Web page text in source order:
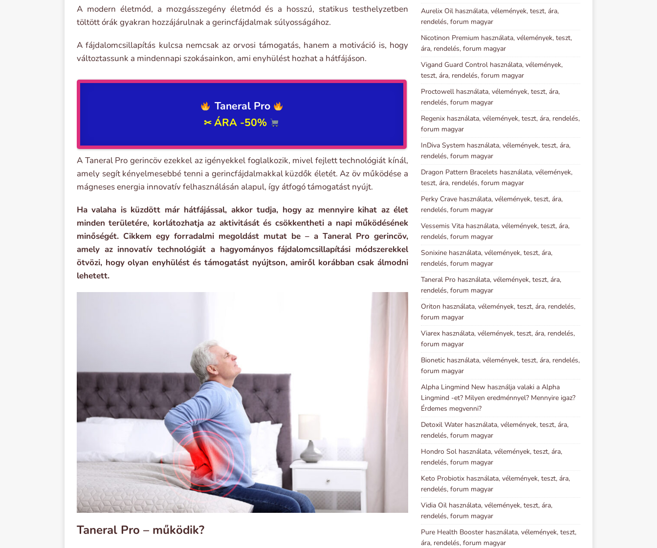
A modern életmód, a mozgásszegény életmód és a hosszú, statikus testhelyzetben
töltött órák gyakran hozzájárulnak a gerincfájdalmak súlyosságához.
A fájdalomcsillapítás kulcsa nemcsak az orvosi támogatás, hanem a motiváció is, hogy
változtassunk a mindennapi szokásainkon, ami enyhülést hozhat a hátfájáson.
Taneral Pro
✂ÁRA -50%
A Taneral Pro gerincöv ezekkel az igényekkel foglalkozik, mivel fejlett technológiát kínál,
amely segít kényelmesebbé tenni a gerincfájdalmakkal küzdők életét. Az öv működése a
mágneses energia innovatív felhasználásán alapul, így átfogó támogatást nyújt.
Ha valaha is küzdött már hátfájással, akkor tudja, hogy az mennyire kihat az élet
minden területére, korlátozhatja az aktivitását és csökkentheti a napi működésének
minőségét. Cikkem egy forradalmi megoldást mutat be – a Taneral Pro gerincöv,
amely az innovatív technológiát a hagyományos fájdalomcsillapítási módszerekkel
ötvözi, hogy olyan enyhülést és támogatást nyújtson, amiről korábban csak álmodni
lehetett.
Taneral Pro – működik?
Aurelix Oil használata, vélemények, teszt, ára,
rendelés, forum magyar
Nicotinon Premium használata, vélemények, teszt,
ára, rendelés, forum magyar
Vigand Guard Control használata, vélemények,
teszt, ára, rendelés, forum magyar
Proctowell használata, vélemények, teszt, ára,
rendelés, forum magyar
Regenix használata, vélemények, teszt, ára, rendelés,
forum magyar
InDiva System használata, vélemények, teszt, ára,
rendelés, forum magyar
Dragon Pattern Bracelets használata, vélemények,
teszt, ára, rendelés, forum magyar
Perky Crave használata, vélemények, teszt, ára,
rendelés, forum magyar
Vessemis Vita használata, vélemények, teszt, ára,
rendelés, forum magyar
Sonixine használata, vélemények, teszt, ára,
rendelés, forum magyar
Taneral Pro használata, vélemények, teszt, ára,
rendelés, forum magyar
Oriton használata, vélemények, teszt, ára, rendelés,
forum magyar
Viarex használata, vélemények, teszt, ára, rendelés,
forum magyar
Bionetic használata, vélemények, teszt, ára, rendelés,
forum magyar
Alpha Lingmind New használja valaki a Alpha
Lingmind -et? Milyen eredménnyel? Mennyire igaz?
Érdemes megvenni?
Detoxil Water használata, vélemények, teszt, ára,
rendelés, forum magyar
Hondro Sol használata, vélemények, teszt, ára,
rendelés, forum magyar
Keto Probiotix használata, vélemények, teszt, ára,
rendelés, forum magyar
Vidia Oil használata, vélemények, teszt, ára,
rendelés, forum magyar
Pure Health Booster használata, vélemények, teszt,
ára, rendelés, forum magyar